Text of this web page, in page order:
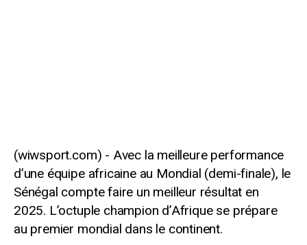
Avec la meilleure performance
d’une équipe africaine au Mondial (demi-finale), le
Sénégal compte faire un meilleur résultat en
2025. L’octuple champion d’Afrique se prépare
au premier mondial dans le continent.